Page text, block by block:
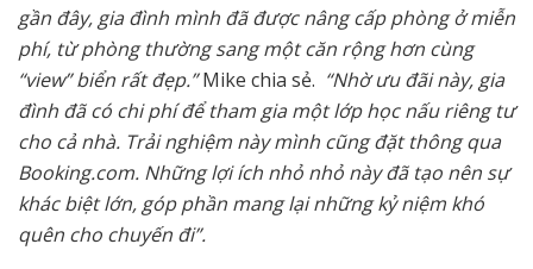
gần đây, gia đình mình đã được nâng cấp phòng ở miễn
phí, từ phòng thường sang một căn rộng hơn cùng
“view” biển rất đẹp.”Mike chia sẻ. “Nhờ ưu đãi này, gia
đình đã có chi phí để tham gia một lớp học nấu riêng tư
cho cả nhà. Trải nghiệm này mình cũng đặt thông qua
Booking.com. Những lợi ích nhỏ nhỏ này đã tạo nên sự
khác biệt lớn, góp phần mang lại những kỷ niệm khó
quên cho chuyến đi”.